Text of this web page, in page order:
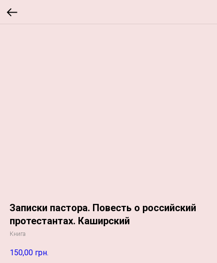
Записки пастора. Повесть о российский
протестантах. Каширский
Книга
150,00 грн.